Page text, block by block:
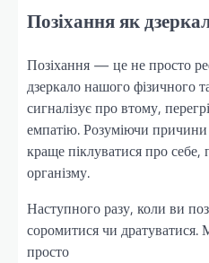
Позіхання як
Позіхання — це не просто
дзеркало нашого фізичного
сигналізує про втому,
емпатію. Розуміючи
краще піклуватися про
організму.
Наступного разу, коли ви
соромитися чи
просто